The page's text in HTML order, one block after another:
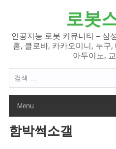
로봇
인공지능 로봇 커뮤니티 – 삼
홈, 클로바, 카카오미니, 누구
아두이노,
색
Menu
함박썩소갤